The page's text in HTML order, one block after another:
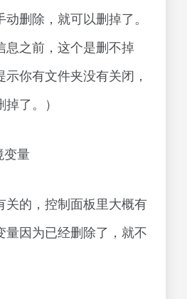
删除，就可以删掉了。
息之前，这个是删不掉
你有文件夹没有关闭，
了。）
变量
关的，控制面板里大概有
量因为已经删除了，就不